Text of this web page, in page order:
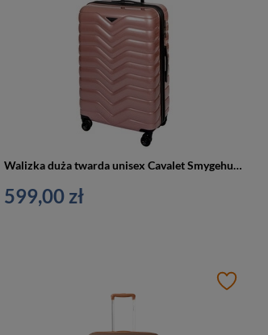
Walizka duża twarda unisex Cavalet Smygehuk L podróżna na 4 kołach różowa
599,00 zł